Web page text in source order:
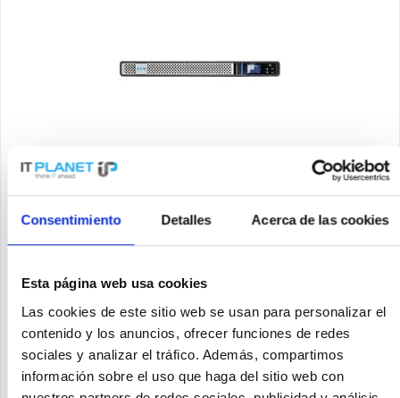
Consentimiento Detalles Acerca de las cookies
Esta página web usa cookies
Las cookies de este sitio web se usan para personalizar el
contenido y los anuncios, ofrecer funciones de redes
sociales y analizar el tráfico. Además, compartimos
información sobre el uso que haga del sitio web con
Eaton 5P 1550iR - Gen 2 - USV (Rack - einbaufähig) -
Wechselstrom 200/208/220/230/240 V - 1350 Watt - 1550 VA - 1-
cm (19") - Schwarz/Silber - mit Network Card-MS
1.154,23 €
Recordar
DETALLES